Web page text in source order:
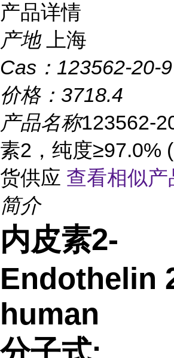
产品详情
产地
上海
Cas： 123562-20-9
价格： 3718.4
产品名称123562-
素2，纯度≥97.0%
货供应 查看相似
简介
内皮素2-
Endothelin
human